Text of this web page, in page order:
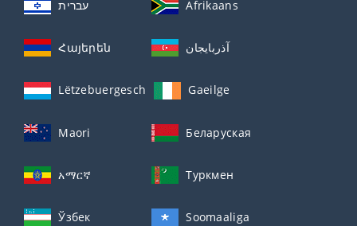
עברית Afrikaans
Հայերեն آذربايجان
Lëtzebuergesch Gaeilge
Maori Беларуская
አማርኛ Туркмен
Ўзбек Soomaaliga